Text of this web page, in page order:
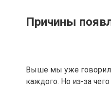
Причины
Выше мы уже говорили
каждого. Но из-за